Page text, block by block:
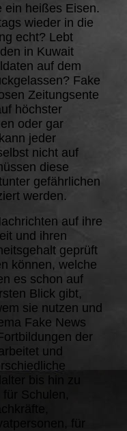
ein heißes Eisen.
wieder in die
echt? Lebt
in Kuwait
auf dem
Fake
Zeitungsente
höchster
oder gar
jeder
nicht auf
diese
gefährlichen
werden.
auf ihre
und ihren
geprüft
können, welche
es schon auf
Blick gibt,
sie nutzen und
Fake News
der
und
bis hin zu
Schulen,
für